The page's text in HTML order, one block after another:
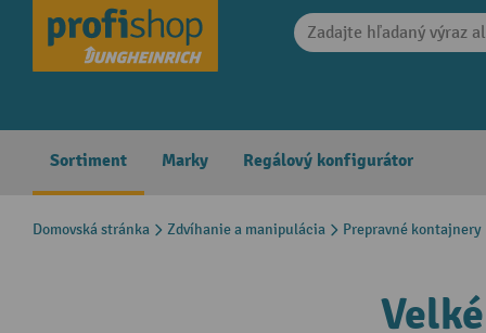
Skip to main navigation
Sortiment Marky Regálový konfigurátor
Domovská stránka Zdvíhanie a manipulácia Prepravné kontajnery